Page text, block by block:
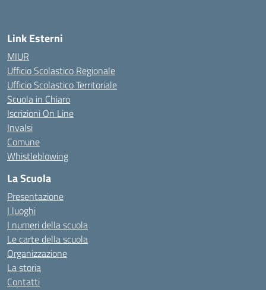
Link Esterni
MIUR
Ufficio Scolastico Regionale
Ufficio Scolastico Territoriale
Scuola in Chiaro
Iscrizioni On Line
Invalsi
Comune
Whistleblowing
La Scuola
Presentazione
I luoghi
I numeri della scuola
Le carte della scuola
Organizzazione
La storia
Contatti